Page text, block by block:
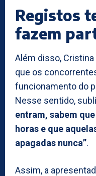
Registos
fazem
Além disso,
que os
funcionamento do
Nesse sentido,
entram, sabem
horas e que
apagadas nunca”.
Assim, a